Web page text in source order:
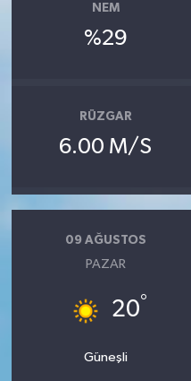
NEM
%29
RÜZGAR
6.00 M/S
09 AĞUSTOS
PAZAR
20°
Güneşli